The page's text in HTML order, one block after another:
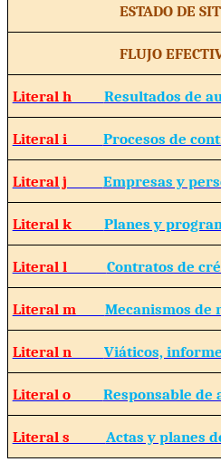
ESTADO DE
FLUJO
Literal h Resultados de
Literal i Procesos de
Literal j Empresas y
Literal k Planes y
Literal l Contratos de
Literal m Mecanismos de
Literal n Viáticos,
Literal o Responsable
Literal s Actas y planes